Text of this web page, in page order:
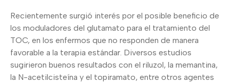
Recientemente surgió interés por el posible beneficio de
los moduladores del glutamato para el tratamiento del
TOC, en los enfermos que no responden de manera
favorable a la terapia estándar. Diversos estudios
sugirieron buenos resultados con el riluzol, la memantina,
la N-acetilcisteína y el topiramato, entre otros agentes